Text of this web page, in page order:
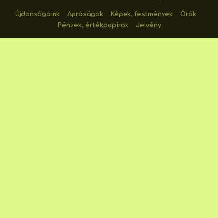
Újdonságaink Apróságok Képek, festmények
Órák
Pénzek, értékpapírok
Jelvény